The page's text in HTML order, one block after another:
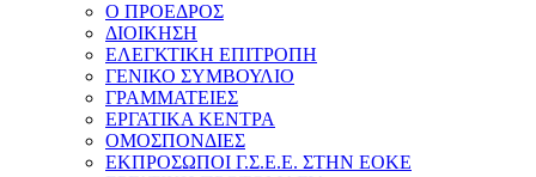
Ο ΠΡΟΕΔΡΟΣ
ΔΙΟΙΚΗΣΗ
ΕΛΕΓΚΤΙΚΗ ΕΠΙΤΡΟΠΗ
ΓΕΝΙΚΟ ΣΥΜΒΟΥΛΙΟ
ΓΡΑΜΜΑΤΕΙΕΣ
ΕΡΓΑΤΙΚΑ ΚΕΝΤΡΑ
ΟΜΟΣΠΟΝΔΙΕΣ
ΕΚΠΡΟΣΩΠΟΙ Γ.Σ.Ε.Ε. ΣΤΗΝ ΕΟΚΕ